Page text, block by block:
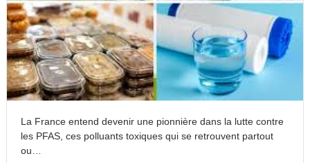
La France entend devenir une pionnière dans la lutte contre
les PFAS, ces polluants toxiques qui se retrouvent partout
ou…